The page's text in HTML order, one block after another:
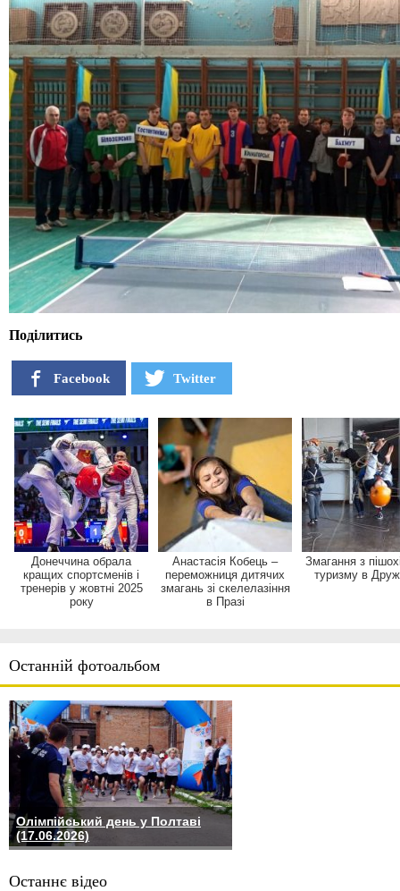
Останній фотоальбом
Олімпійський день у Полтаві
(17.06.2026)
Останнє відео
Поділитись
Facebook Twitter
Донеччина обрала
кращих спортсменів і
тренерів у жовтні 2025
року
Анастасія Кобець –
переможниця дитячих
змагань зі скелелазіння
в Празі
Змагання з
туризму в